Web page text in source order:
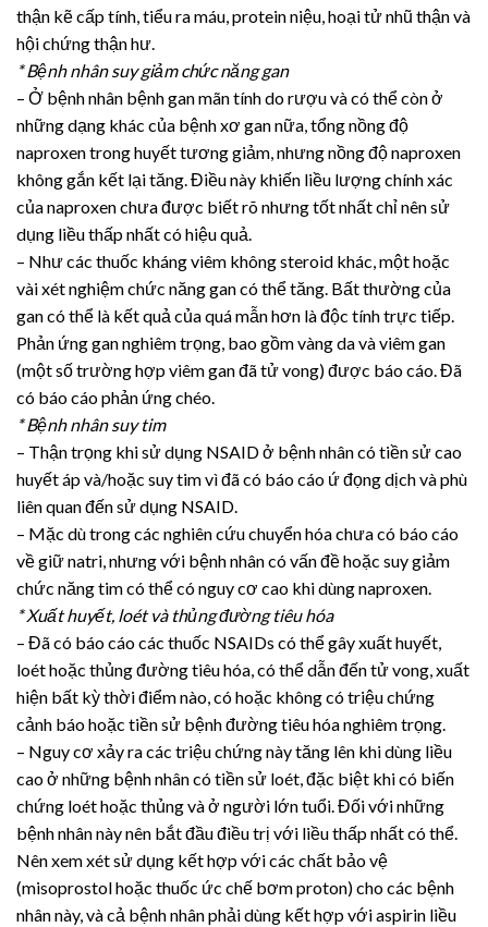
thận kẽ cấp tính, tiểu ra máu, protein niệu, hoại tử nhũ thận và
hội chứng thận hư.
* Bệnh nhân suy giảm chức năng gan
– Ở bệnh nhân bệnh gan mãn tính do rượu và có thể còn ở
những dạng khác của bệnh xơ gan nữa, tổng nồng độ
naproxen trong huyết tương giảm, nhưng nồng độ naproxen
không gắn kết lại tăng. Điều này khiến liều lượng chính xác
của naproxen chưa được biết rõ nhưng tốt nhất chỉ nên sử
dụng liều thấp nhất có hiệu quả.
– Như các thuốc kháng viêm không steroid khác, một hoặc
vài xét nghiệm chức năng gan có thể tăng. Bất thường của
gan có thể là kết quả của quá mẫn hơn là độc tính trực tiếp.
Phản ứng gan nghiêm trọng, bao gồm vàng da và viêm gan
(một số trường hợp viêm gan đã tử vong) được báo cáo. Đã
có báo cáo phản ứng chéo.
* Bệnh nhân suy tim
– Thận trọng khi sử dụng NSAID ở bệnh nhân có tiền sử cao
huyết áp và/hoặc suy tim vì đã có báo cáo ứ đọng dịch và phù
liên quan đến sử dụng NSAID.
– Mặc dù trong các nghiên cứu chuyển hóa chưa có báo cáo
về giữ natri, nhưng với bệnh nhân có vấn đề hoặc suy giảm
chức năng tim có thể có nguy cơ cao khi dùng naproxen.
* Xuất huyết, loét và thủng đường tiêu hóa
– Đã có báo cáo các thuốc NSAIDs có thể gây xuất huyết,
loét hoặc thủng đường tiêu hóa, có thể dẫn đến tử vong, xuất
hiện bất kỳ thời điểm nào, có hoặc không có triệu chứng
cảnh báo hoặc tiền sử bệnh đường tiêu hóa nghiêm trọng.
– Nguy cơ xảy ra các triệu chứng này tăng lên khi dùng liều
cao ở những bệnh nhân có tiền sử loét, đặc biệt khi có biến
chứng loét hoặc thủng và ở người lớn tuổi. Đối với những
bệnh nhân này nên bắt đầu điều trị với liều thấp nhất có thể.
Nên xem xét sử dụng kết hợp với các chất bảo vệ
(misoprostol hoặc thuốc ức chế bơm proton) cho các bệnh
nhân này, và cả bệnh nhân phải dùng kết hợp với aspirin liều